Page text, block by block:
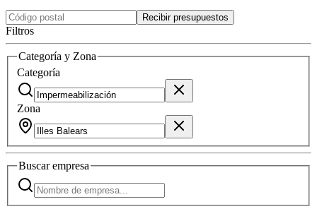
Recibir presupuestos
Filtros
Categoría y Zona
Categoría
Zona
Buscarempresa